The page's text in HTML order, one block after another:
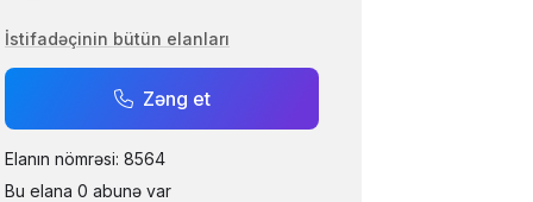
İstifadəçinin bütün elanları
Zəng et
Elanın nömrəsi: 8564
Bu elana 0 abunə var